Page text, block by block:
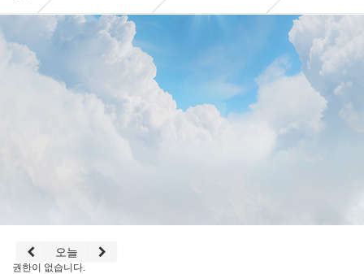
오늘
권한이 없습니다.